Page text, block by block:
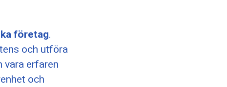
företag.
och utföra
vara erfaren
och